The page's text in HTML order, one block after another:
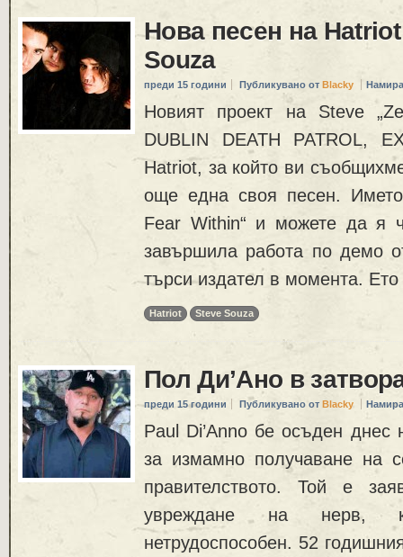
Нова песен на
Souza
преди 15 години Публикувано от Blacky
Новият проект на Steve
DUBLIN DEATH PATROL,
Hatriot, за който ви
още една своя песен.
Fear Within“ и можете да я
завършила работа по демо
търси издател в момента.
Hatriot Steve Souza
Пол Ди’Ано в
преди 15 години Публикувано от Blacky
Paul Di’Anno бе осъден днес
за измамно получаване на
правителството. Той е
увреждане на нерв,
нетрудоспособен. 52